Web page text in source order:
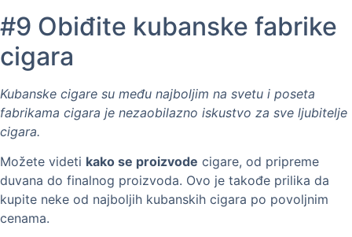
#9 Obiđite kubanske fabrike
cigara
Kubanske cigare su među najboljim na svetu i poseta
fabrikama cigara je nezaobilazno iskustvo za sve ljubitelje
cigara.
Možete videti kako se proizvode cigare, od pripreme
duvana do finalnog proizvoda. Ovo je takođe prilika da
kupite neke od najboljih kubanskih cigara po povoljnim
cenama.